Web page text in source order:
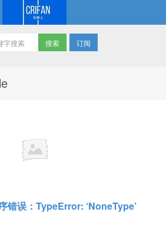
订阅
错误：TypeError: ‘NoneType’